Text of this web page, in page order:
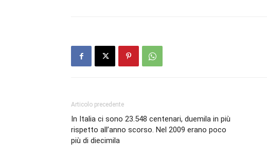
Articolo precedente
In Italia ci sono 23.548 centenari, duemila in più
rispetto all’anno scorso. Nel 2009 erano poco
più di diecimila